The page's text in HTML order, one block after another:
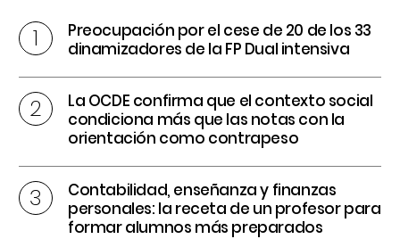
Preocupación por el cese de 20 de los 33
dinamizadores de la FP Dual intensiva
La OCDE confirma que el contexto social
condiciona más que las notas con la
orientación como contrapeso
Contabilidad, enseñanza y finanzas
personales: la receta de un profesor para
formar alumnos más preparados